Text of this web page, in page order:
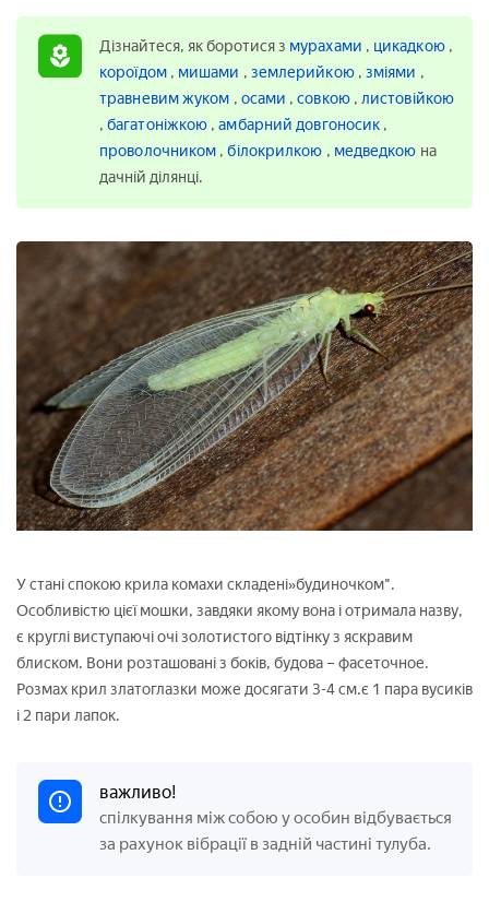
Дізнайтеся, як боротися з мурахами , цикадкою ,
короїдом , мишами , землерийкою , зміями ,
травневим жуком , осами ,совкою , листовійкою
, багатоніжкою ,амбарний довгоносик ,
проволочником ,білокрилкою , медведкою на
дачній ділянці.
У стані спокою крила комахи складені»будиночком".
Особливістю цієї мошки, завдяки якому вона і отримала назву,
є круглі виступаючі очі золотистого відтінку з яскравим
блиском. Вони розташовані з боків, будова – фасеточное.
Розмах крил златоглазки може досягати 3-4 см.є 1 пара вусиків
і 2 пари лапок.
важливо!
спілкування між собою у особин відбувається
за рахунок вібрації в задній частині тулуба.